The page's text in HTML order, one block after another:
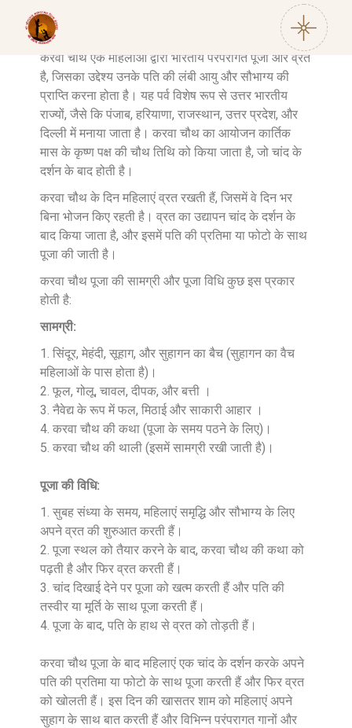
करवा चौथ एक महिलाओं द्वारा भारतीय परंपरागत पूजा और व्रत
है, जिसका उद्देश्य उनके पति की लंबी आयु और सौभाग्य की
प्राप्ति करना होता है। यह पर्व विशेष रूप से उत्तर भारतीय
राज्यों, जैसे कि पंजाब, हरियाणा, राजस्थान, उत्तर प्रदेश, और
दिल्ली में मनाया जाता है। करवा चौथ का आयोजन कार्तिक
मास के कृष्ण पक्ष की चौथ तिथि को किया जाता है, जो चांद के
दर्शन के बाद होती है।
करवा चौथ के दिन महिलाएं व्रत रखती हैं, जिसमें वे दिन भर
बिना भोजन किए रहती है। व्रत का उद्यापन चांद के दर्शन के
बाद किया जाता है, और इसमें पति की प्रतिमा या फोटो के साथ
पूजा की जाती है।
करवा चौथ पूजा की सामग्री और पूजा विधि कुछ इस प्रकार
होती है:
सामग्री:
सिंदूर, मेहंदी, सूहाग, और सुहागन का बैच (सुहागन का वैच
महिलाओं के पास होता है)।
फूल, गोलू, चावल, दीपक, और बत्ती ।
नैवेद्य के रूप में फल, मिठाई और साकारी आहार ।
करवा चौथ की कथा (पूजा के समय पठने के लिए)।
करवा चौथ की थाली (इसमें सामग्री रखी जाती है)।
पूजा की विधि:
सुबह संध्या के समय, महिलाएं समृद्धि और सौभाग्य के लिए
अपने व्रत की शुरुआत करती हैं।
पूजा स्थल को तैयार करने के बाद, करवा चौथ की कथा को
पढ़ती है और फिर व्रत करती हैं।
चांद दिखाई देने पर पूजा को खत्म करती हैं और पति की
तस्वीर या मूर्ति के साथ पूजा करती हैं।
पूजा के बाद, पति के हाथ से व्रत को तोड़ती हैं।
करवा चौथ पूजा के बाद महिलाएं एक चांद के दर्शन करके अपने
पति की प्रतिमा या फोटो के साथ पूजा करती हैं और फिर व्रत
को खोलती हैं। इस दिन की खासतर शाम को महिलाएं अपने
सुहाग के साथ बात करती हैं और विभिन्न परंपरागत गानों और